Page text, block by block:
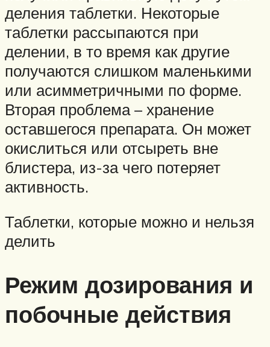
деления таблетки. Некоторые
таблетки рассыпаются при
делении, в то время как другие
получаются слишком маленькими
или асимметричными по форме.
Вторая проблема – хранение
оставшегося препарата. Он может
окислиться или отсыреть вне
блистера, из-за чего потеряет
активность.
Таблетки, которые можно и нельзя
делить
Режим дозирования и
побочные действия